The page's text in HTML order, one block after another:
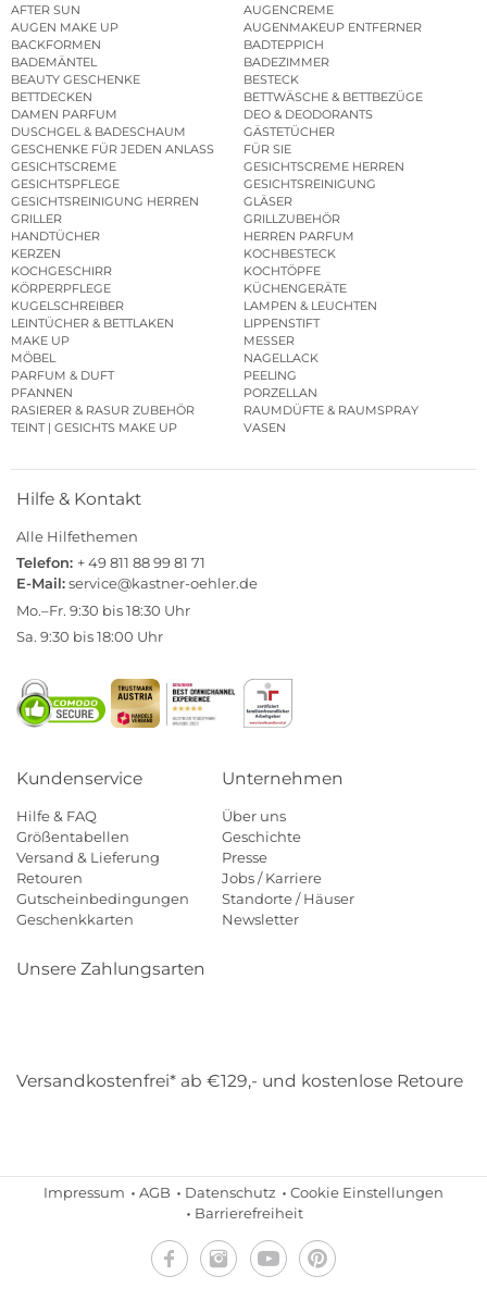
AFTER SUN
AUGENCREME
AUGEN MAKE UP
AUGENMAKEUP ENTFERNER
BACKFORMEN
BADTEPPICH
BADEMÄNTEL
BADEZIMMER
BEAUTY GESCHENKE
BESTECK
BETTDECKEN
BETTWÄSCHE & BETTBEZÜGE
DAMEN PARFUM
DEO & DEODORANTS
DUSCHGEL & BADESCHAUM
GÄSTETÜCHER
GESCHENKE FÜR JEDEN ANLASS
FÜR SIE
GESICHTSCREME
GESICHTSCREME HERREN
GESICHTSPFLEGE
GESICHTSREINIGUNG
GESICHTSREINIGUNG HERREN
GLÄSER
GRILLER
GRILLZUBEHÖR
HANDTÜCHER
HERREN PARFUM
KERZEN
KOCHBESTECK
KOCHGESCHIRR
KOCHTÖPFE
KÖRPERPFLEGE
KÜCHENGERÄTE
KUGELSCHREIBER
LAMPEN & LEUCHTEN
LEINTÜCHER & BETTLAKEN
LIPPENSTIFT
MAKE UP
MESSER
MÖBEL
NAGELLACK
PARFUM & DUFT
PEELING
PFANNEN
PORZELLAN
RASIERER & RASUR ZUBEHÖR
RAUMDÜFTE & RAUMSPRAY
TEINT | GESICHTS MAKE UP
VASEN
Hilfe & Kontakt
Alle Hilfethemen
Telefon: + 49 811 88 99 81 71
E-Mail:service@kastner-oehler.de
Mo.–Fr. 9:30 bis 18:30 Uhr
Sa. 9:30 bis 18:00 Uhr
Kundenservice
Hilfe & FAQ
Größentabellen
Versand & Lieferung
Retouren
Gutscheinbedingungen
Geschenkkarten
Unternehmen
Über uns
Geschichte
Presse
Jobs / Karriere
Standorte / Häuser
Newsletter
Unsere Zahlungsarten
Versandkostenfrei* ab €129,- und kostenlose Retoure
Impressum AGB Datenschutz
Cookie Einstellungen
Barrierefreiheit